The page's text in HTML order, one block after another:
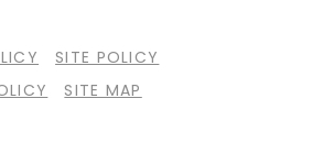
SITE POLICY
SITE MAP